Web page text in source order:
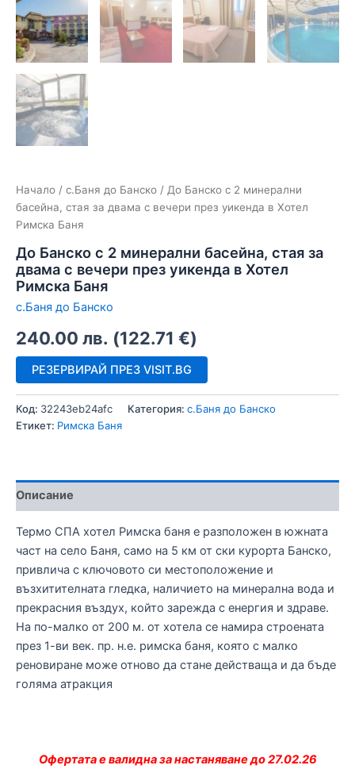
Начало / с.Баня до Банско / До Банско с 2 минерални
басейна, стая за двама с вечери през уикенда в Хотел
Римска Баня
До Банско с 2 минерални басейна, стая за
двама с вечери през уикенда в Хотел
Римска Баня
с.Баня до Банско
240.00 лв. (122.71 €)
РЕЗЕРВИРАЙ ПРЕЗ VISIT.BG
Код: 32243eb24afc Категория: с.Баня до Банско
Етикет: Римска Баня
Описание
Термо СПА хотел Римска баня e разположен в южната
част на село Баня, само на 5 км от ски курорта Банско,
привлича с ключовото си местоположение и
възхитителната гледка, наличието на минерална вода и
прекрасния въздух, който зарежда с енергия и здраве.
На по-малко от 200 м. от хотела се намира строената
през 1-ви век. пр. н.е. римска баня, която с малко
реновиране може отново да стане действаща и да бъде
голяма атракция
Офертата е валидна за настаняване до 27.02.26